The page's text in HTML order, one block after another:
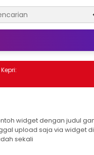
widget dengan judul
upload saja via widget
sekali